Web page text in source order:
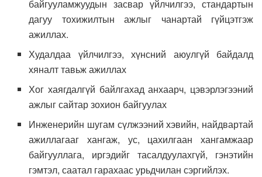
байгууламжуудын засвар үйлчилгээ, стандартын
дагуу тохижилтын ажлыг чанартай гүйцэтгэж
ажиллах.
Худалдаа үйлчилгээ, хүнсний аюулгүй байдалд
хяналт тавьж ажиллах
Хог хаягдалгүй байлгахад анхаарч, цэвэрлэгээний
ажлыг сайтар зохион байгуулах
Инженерийн шугам сүлжээний хэвийн, найдвартай
ажиллагааг хангаж, ус, цахилгаан хангамжаар
байгууллага, иргэдийг тасалдуулахгүй, гэнэтийн
гэмтэл, саатал гарахаас урьдчилан сэргийлэх.